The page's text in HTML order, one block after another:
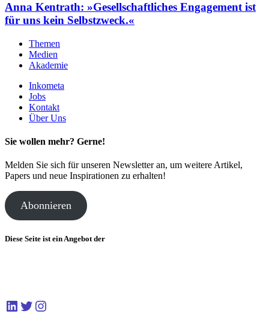
Anna Kentrath: »Gesellschaftliches Engagement ist
für uns kein Selbstzweck.«
Themen
Medien
Akademie
Inkometa
Jobs
Kontakt
Über Uns
Sie wollen mehr? Gerne!
Melden Sie sich für unseren Newsletter an, um weitere Artikel,
Papers und neue Inspirationen zu erhalten!
Abonnieren
Diese Seite ist ein Angebot der
LinkedIn
Twitter
Instagram